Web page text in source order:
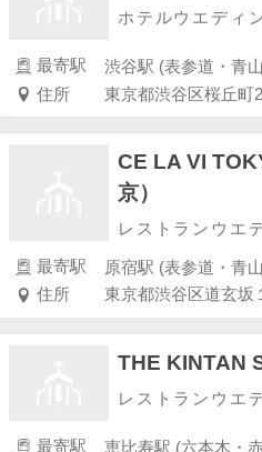
ホテルウエディ
最寄駅
渋谷駅 (表参道・青
住所
東京都渋谷区桜丘町
CE LA VI
京）
レストランウエ
最寄駅
原宿駅 (表参道・青
住所
THE KINTAN
レストランウエ
最寄駅